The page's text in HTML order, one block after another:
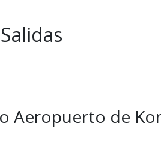
de